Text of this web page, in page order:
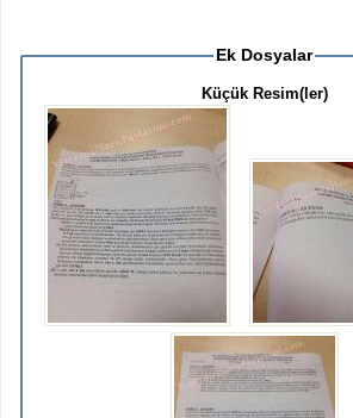
Ek Dosyalar
Küçük Resim(ler)